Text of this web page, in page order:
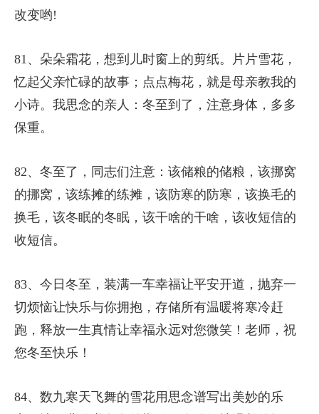
改变哟!
81、朵朵霜花，想到儿时窗上的剪纸。片片雪花，
忆起父亲忙碌的故事；点点梅花，就是母亲教我的
小诗。我思念的亲人：冬至到了，注意身体，多多
保重。
82、冬至了，同志们注意：该储粮的储粮，该挪窝
的挪窝，该练摊的练摊，该防寒的防寒，该换毛的
换毛，该冬眠的冬眠，该干啥的干啥，该收短信的
收短信。
83、今日冬至，装满一车幸福让平安开道，抛弃一
切烦恼让快乐与你拥抱，存储所有温暖将寒冷赶
跑，释放一生真情让幸福永远对您微笑！老师，祝
您冬至快乐！
84、数九寒天飞舞的雪花用思念谱写出美妙的乐